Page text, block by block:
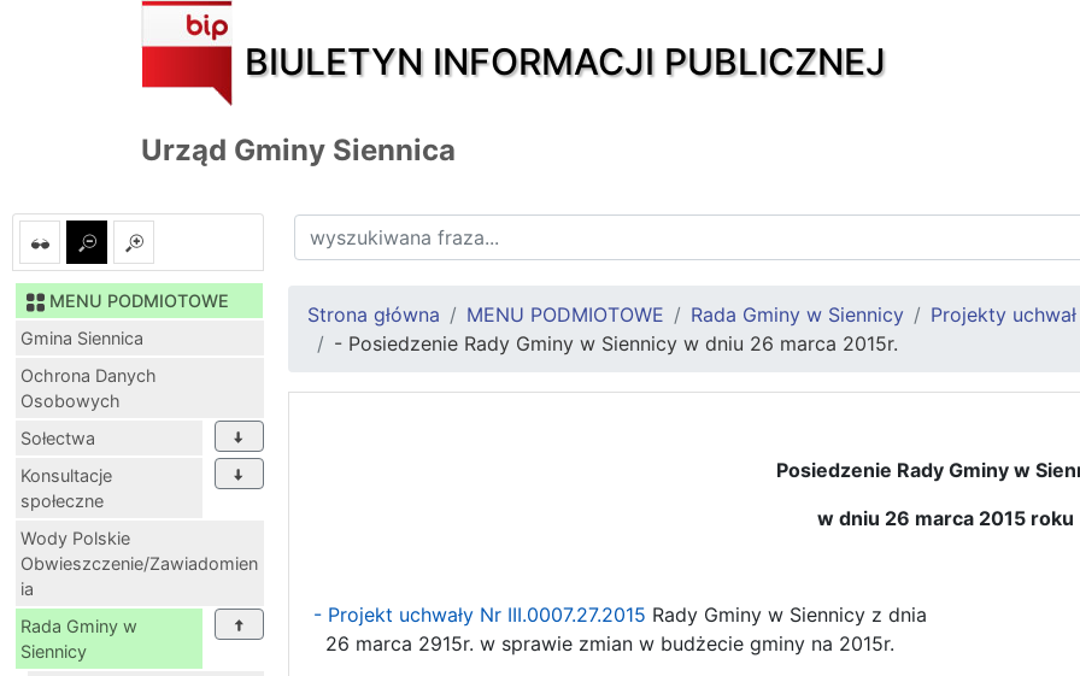
BIULETYN INFORMACJI PUBLICZNEJ
Urząd Gminy Siennica
MENU PODMIOTOWE
Gmina Siennica
Ochrona Danych
Osobowych
Sołectwa
Konsultacje
społeczne
Wody Polskie
Obwieszczenie/Zawiadomien
ia
Rada Gminy w
Siennicy
Strona główna MENU PODMIOTOWE Rada Gminy w Siennicy Projekty
- Posiedzenie Rady Gminy w Siennicy w dniu 26 marca 2015r.
Posiedzenie Rady Gminy w
w dniu 26 marca 2015 roku
- Projekt uchwały Nr III.0007.27.2015 Rady Gminy w Siennicy z dnia
26 marca 2915r. w sprawie zmian w budżecie gminy na 2015r.